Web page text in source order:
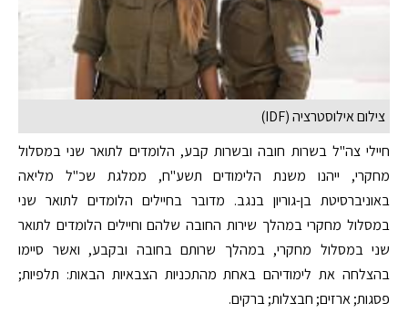
צילום אילוסטרציה (IDF)
חיילי צה"ל בשרות חובה ובשרות קבע, הלומדים לתואר שני במסלול
מחקרי, ייהנו משנת הלימודים תשע"ח, ממלגת שכ"ל מליאה
באוניברסיטת בן-גוריון בנגב. מדובר בחיילים הלומדים לתואר שני
במסלול מחקרי במהלך שירות החובה שלהם וחיילים הלומדים לתואר
שני במסלול מחקרי, במהלך שרותם בחובה ובקבע, ואשר סיימו
בהצלחה את לימודיהם באחת מהתכניות הצבאיות הבאות: תלפיות;
פסגות; ארזים; חבצלות; ברקים.